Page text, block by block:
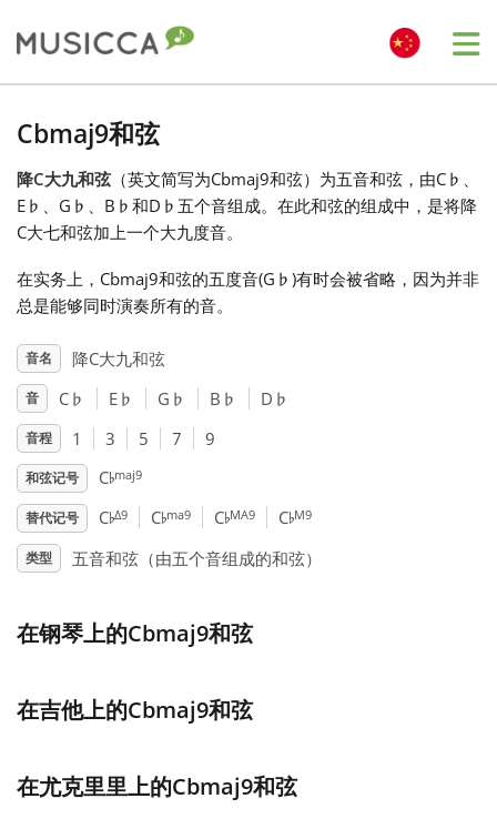
Български
English
Español
Cbmaj9和弦
降C大九和弦 （英文简写为Cbmaj9和弦）为五音和弦，由C ♭ 、
E ♭ 、G ♭ 、B ♭ 和D ♭ 五个音组成。在此和弦的组成中，是将降
C大七和弦加上一个大九度音。
在实务上，Cbmaj9和弦的五度音(G ♭ )有时会被省略，因为并非
总是能够同时演奏所有的音。
音名 降C大九和弦
音 C ♭ E ♭ G ♭ B ♭ D ♭
音程 1 3 5 7 9
和弦记号 C♭maj9
替代记号 C♭Δ9 C♭ma9 C♭MA9 C♭M9
类型 五音和弦（由五个音组成的和弦）
在钢琴上的Cbmaj9和弦
在吉他上的Cbmaj9和弦
在尤克里里上的Cbmaj9和弦